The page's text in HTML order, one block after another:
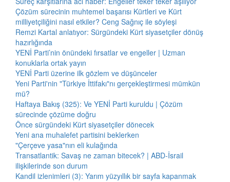
Çözüm sürecinin muhtemel başarısı Kürtleri ve Kürt
milliyetçiliğini nasıl etkiler? Ceng Sağnıç ile söyleşi
Remzi Kartal anlatıyor: Sürgündeki Kürt siyasetçiler dönüş
hazırlığında
YENİ Parti’nin önündeki fırsatlar ve engeller | Uzman
konuklarla ortak yayın
YENİ Parti üzerine ilk gözlem ve düşünceler
Yeni Parti'nin "Türkiye İttifakı"nı gerçekleştirmesi mümkün
mü?
Haftaya Bakış (325): Ve YENİ Parti kuruldu | Çözüm
sürecinde çözüme doğru
Önce sürgündeki Kürt siyasetçiler dönecek
Yeni ana muhalefet partisini beklerken
"Çerçeve yasa"nın eli kulağında
Transatlantik: Savaş ne zaman bitecek? | ABD-İsrail
ilişkilerinde son durum
Kandil izlenimleri (3): Yarım yüzyıllık bir sayfa kapanmak